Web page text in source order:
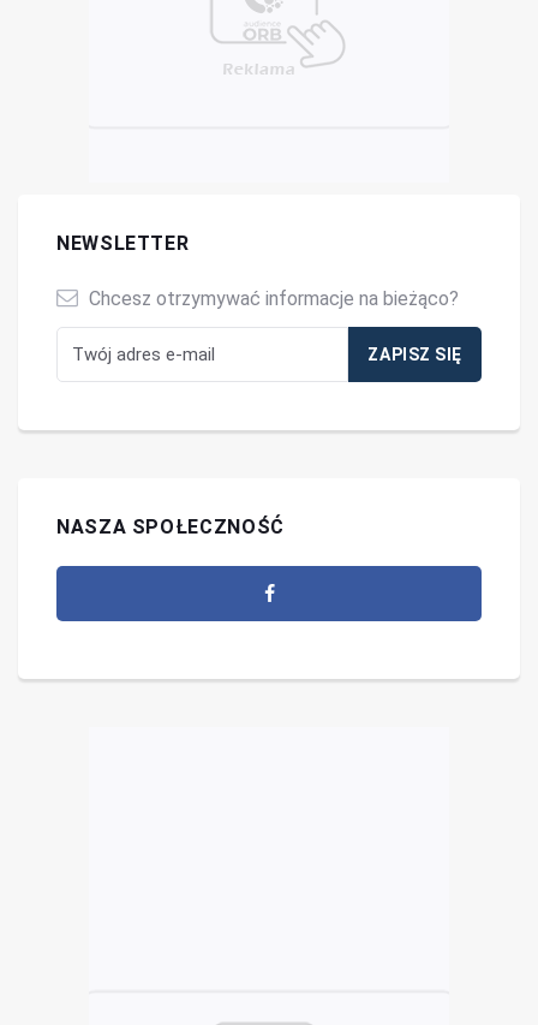
NEWSLETTER
Chcesz otrzymywać informacje na bieżąco?
NASZA SPOŁECZNOŚĆ